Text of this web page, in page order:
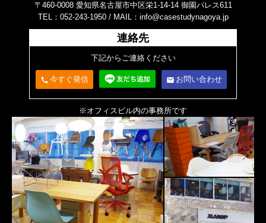
〒460-0008 愛知県名古屋市中区栄1-14-14 御園パレス611
TEL：052-243-1950 / MAIL：info@casestudynagoya.jp
連絡先
下記からご連絡ください
call 今すぐ発信 email お問い合わせ
※オフィスビル内の事務所です